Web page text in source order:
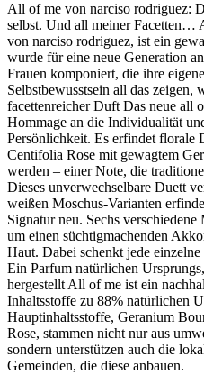
All of me von narciso rodriguez:
selbst. Und all meiner Facetten…
von narciso rodriguez, ist ein
wurde für eine neue Generation
Frauen komponiert, die ihre
Selbstbewusstsein all das zeigen,
facettenreicher Duft Das neue all
Hommage an die Individualität
Persönlichkeit. Es erfindet florale
Centifolia Rose mit gewagtem
werden – einer Note, die
Dieses unverwechselbare Duett
weißen Moschus-Varianten
Signatur neu. Sechs
um einen süchtigmachenden
Haut. Dabei schenkt jede
Ein Parfum natürlichen
hergestellt All of me ist ein
Inhaltsstoffe zu 88% natürlichen
Hauptinhaltsstoffe, Geranium
Rose, stammen nicht nur aus
sondern unterstützen auch die
Gemeinden, die diese anbauen.